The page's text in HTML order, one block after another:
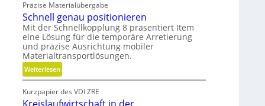
b
e
l
o
s
l
e
d
e
r
B
a
t
a
r
t
u
n
g
s
f
r
Präzise Materialübergabe
Schnell genau positionieren
Mit der Schnellkopplung 8 präsentiert Item
eine Lösung für die temporäre Arretierung
und präzise Ausrichtung mobiler
Materialtransportlösungen.
Weiterlesen:
S
c
h
Kurzpapier des VDI ZRE
Kreislaufwirtschaft in der